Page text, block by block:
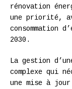
rénovation
une priorité,
consommation
2030.
La gestion
complexe qui
une mise à